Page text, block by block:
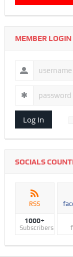
MEMBER LOGIN
Log In
SOCIALS
RSS
1000+
Subscribers